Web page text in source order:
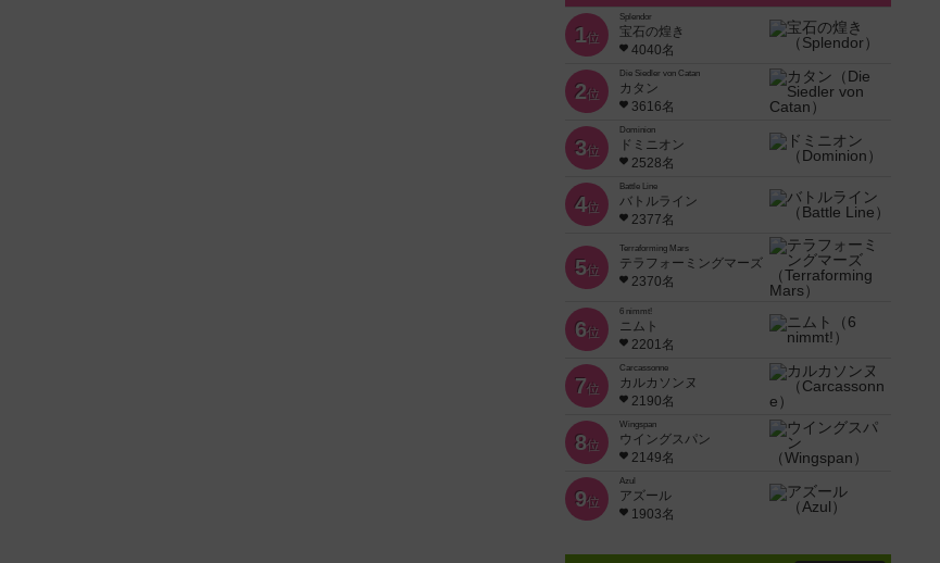
1位
Splendor
宝石の煌き
4040名
2位
Die Siedler von Catan
カタン
3616名
3位
Dominion
ドミニオン
2528名
4位
Battle Line
バトルライン
2377名
5位
Terraforming Mars
テラフォーミングマーズ
2370名
6位
6 nimmt!
ニムト
2201名
7位
Carcassonne
カルカソンヌ
2190名
8位
Wingspan
ウイングスパン
2149名
9位
Azul
アズール
1903名